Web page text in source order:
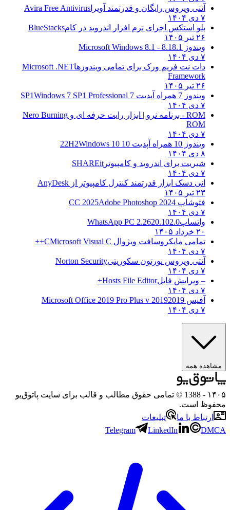
آنتی ویروس رایگان و قدرتمند آویرا Avira Free Antivirus
۷ دی ۱۴۰۴
بلو استکس اجرای نرم افزار اندروید در کامBlueStacks
۲۶ تیر ۱۴۰۵
ویندوز 8.1
8.1 - Microsoft Windows 8.1
۷ دی ۱۴۰۴
دات نت فریم ورک برای تمامی ویندوزهاMicrosoft .NET
Framework
۲۶ تیر ۱۴۰۵
ویندوز 7 همراه آپدیت 7 SP1
Windows 7 SP1 Professional
۷ دی ۱۴۰۴
ROM - برنامه نرو | ابزار رایت حرفه ای و
Nero Burning
ROM
۷ دی ۱۴۰۴
ویندوز 10 همراه آپدیت 10 22H2
Windows 10
۸ دی ۱۴۰۴
شیریت برای اندروید و کامپیوتر SHAREit
۷ دی ۱۴۰۴
انی دسک ابزار قدرتمند کنترل کامپیوتر از AnyDesk
۲۳ تیر ۱۴۰۵
فتوشاپ CC 2025 Adobe Photoshop 2024
۷ دی ۱۴۰۴
واتساپWhatsApp PC 2.2620.102.0
۲۰ خرداد ۱۴۰۵
تمامی مایکروسافت ویژوال C Microsoft Visual C++
۷ دی ۱۴۰۴
آنتی ویروس نورتون سکوریتیNorton Security
۷ دی ۱۴۰۴
– ویرایش فایلHosts File Editor+
۷ دی ۱۴۰۴
آفیس 2019 2019 Microsoft Office 2019 Pro Plus v
۷ دی ۱۴۰۴
مشاهده همه
۱۴۰۵
- 1388 © تمامی حقوق مطالب و قالب برای سایت پاتوق‌یو
محفوظ است.
ارتباط با ما
تبلیغات
Telegram
LinkedIn DMCA